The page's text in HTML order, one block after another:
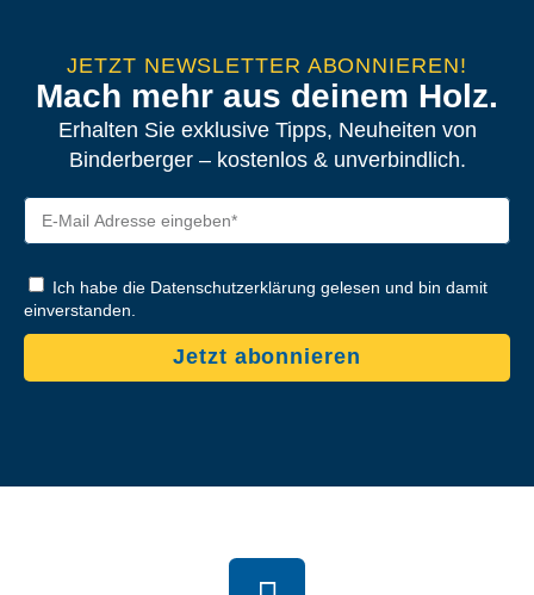
JETZT NEWSLETTER ABONNIEREN!
Mach mehr aus deinem Holz.
Erhalten Sie exklusive Tipps, Neuheiten von
Binderberger – kostenlos & unverbindlich.
Ich habe die Datenschutzerklärung gelesen und bin damit
einverstanden.
Jetzt abonnieren